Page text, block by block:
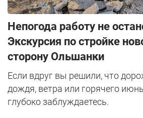
Непогода работу не
Экскурсия по стройке
сторону Ольшанки
Если вдруг вы решили, что
дождя, ветра или горячего
глубоко заблуждаетесь.